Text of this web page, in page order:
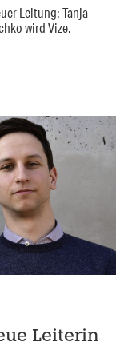
Leitung: Tanja
wird Vize.
Leiterin